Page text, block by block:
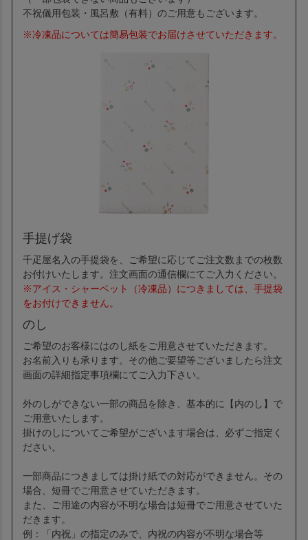
不祝儀用包装・風呂敷（有料）のご用意もございます。
※冷凍品については簡易包装でお届けさせていただきます。
手提げ袋
千疋屋名入の手提袋を、ご希望に応じてご注文数までの枚数
お付けいたします。注文画面の通信欄にてご入力ください。
※アイス・シャーベット（冷凍品）につきましては、手提袋
をお付けできません。
のし
ご希望のお客様にはのし紙をご用意させていただきます。
お名前入りも承ります。その他ご要望等ございましたら注文
画面の詳細指定事項欄にてご入力下さい。
外のしができない一部の商品を除き、基本的に【内のし】で
ご用意いたします。
掛けのしについてご希望がございます場合は、必ずご指定く
ださい。
一部商品につきましては掛け紙での対応ができません。その
場合、短冊でご用意させていただきます。
また、ご用途の内容が不明な場合は短冊でご用意させていた
だきます。
例：「内祝」の指定のみで、内祝の内容が不明な場合等